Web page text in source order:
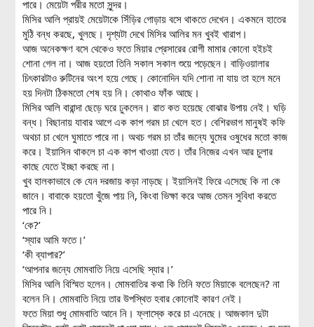
পারে। মেয়েটা পরীর মতো সুন্দর।
মিসির আলি প্রায়ই মেয়েটাকে সিঁড়ির গোড়ায় বসে থাকতে দেখেন। একমনে হাতের
মুঠি বন্ধ করছে, খুলছে। দৃশ্যটা দেখে মিসির আলির মন খুবই খারাপ।
আজ অনেকক্ষণ বসে থেকেও ফতে মিয়ার প্রেসারের রোগী মামার কোনো হইচই
শোনা গেল না। আজ হয়তো তিনি সকাল সকাল শুয়ে পড়েছেন। বাড়িওয়ালার
চিৎকারটাও রুটিনের অংশ হয়ে গেছে। কোনোদিন যদি শোনা না যায় তা হলে মনে
হয় দিনটা ঠিকমতো শেষ হয় নি। কোথাও ফাঁক আছে।
মিসির আলি বারান্দা ছেড়ে ঘরে ঢুকলেন। রাত কত হয়েছে বোঝার উপায় নেই। ঘড়ি
বন্ধ। বিছানায় যাবার আগে এক কাপ গরম চা খেলে হত। বেশিরভাগ মানুষই কফি
অথচা চা খেলে ঘুমাতে পারে না। অথচ গরম চা তাঁর জন্যে ঘুমের ওষুধের মতো কাজ
করে। ইয়াসিন থাকলে চা এক কাপ খাওয়া যেত। তাঁর নিজের এখন আর চুলার
কাছে যেতে ইচ্ছা করছে না।
খুব হালকাভাবে কে যেন দরজায় কড়া নাড়ছে। ইয়াসিনই ফিরে এসেছে কি না কে
জানে। বাবাকে হয়তো খুঁজে পায় নি, কিংবা ভিক্ষা করে আজ তেমন সুবিধা করতে
পারে নি।
‘কে?’
‘স্যার আমি ফতে।’
‘কী ব্যাপার?’
‘আপনার জন্যে মোমবাতি নিয়ে এসেছি স্যার।’
মিসির আলি বিস্মিত হলেন। মোমবাতির কথা কি তিনি ফতে মিয়াকে বলেছেন? না
বলেন নি। মোমবাতি নিয়ে তার উপস্থিত হবার কোনোই কারণ নেই।
ফতে মিয়া শুধু মোমবাতি আনে নি। ফ্লাস্কে করে চা এনেছে। আজকাল দুটা